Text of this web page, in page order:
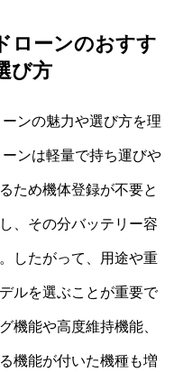
ローンのおすす
び方
ンの魅力や選び方を理
ンは軽量で持ち運びや
ため機体登録が不要と
、その分バッテリー容
したがって、用途や重
ルを選ぶことが重要で
機能や高度維持機能、
機能が付いた機種も増